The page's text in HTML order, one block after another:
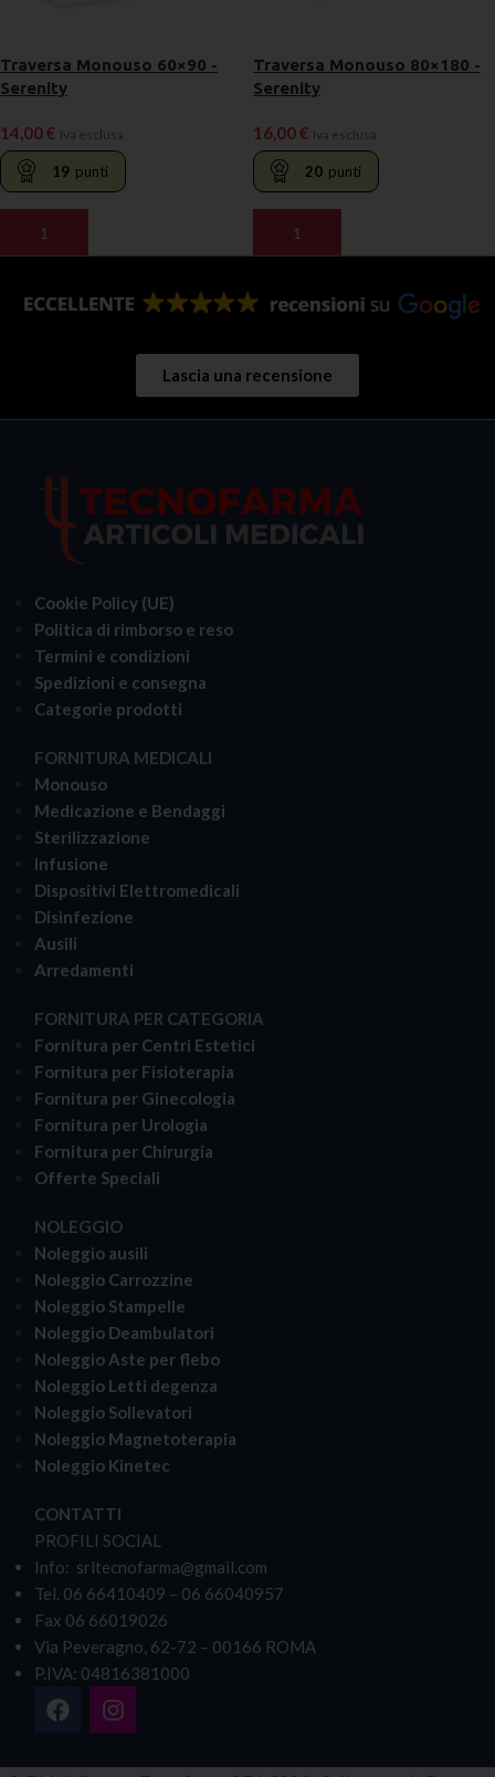
Traversa Monouso 60×90 -
Serenity
14,00€ Iva esclusa
19 punti
AGGIUNGI AL CARRELLO
Traversa Monouso 80×180 -
Serenity
16,00€ Iva esclusa
20 punti
AGGIUNGI AL CARRELLO
Lascia una recensione
Cookie Policy (UE)
Politica di rimborso e reso
Termini e condizioni
Spedizioni e consegna
Categorie prodotti
FORNITURA MEDICALI
Monouso
Medicazione e Bendaggi
Sterilizzazione
Infusione
Dispositivi Elettromedicali
Disinfezione
Ausili
Arredamenti
FORNITURA PER CATEGORIA
Fornitura per Centri Estetici
Fornitura per Fisioterapia
Fornitura per Ginecologia
Fornitura per Urologia
Fornitura per Chirurgia
Offerte Speciali
NOLEGGIO
Noleggio ausili
Noleggio Carrozzine
Noleggio Stampelle
Noleggio Deambulatori
Noleggio Aste per flebo
Noleggio Letti degenza
Noleggio Sollevatori
Noleggio Magnetoterapia
Noleggio Kinetec
CONTATTI
PROFILI SOCIAL
Info: srltecnofarma@gmail.com
Tel. 06 66410409 – 06 66040957
Fax 06 66019026
Via Peveragno, 62-72 – 00166 ROMA
P.IVA: 04816381000